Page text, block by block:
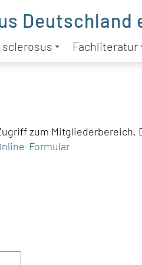
Deutschland
sclerosus Fachliteratur
zum
Formular